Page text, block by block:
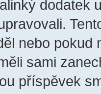
dodatek
nebo pokud
sami
příspěvek